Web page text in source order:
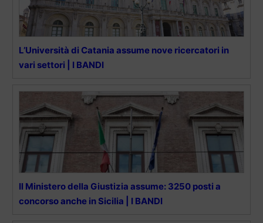
L’Università di Catania assume nove ricercatori in
vari settori | I BANDI
Il Ministero della Giustizia assume: 3250 posti a
concorso anche in Sicilia | I BANDI